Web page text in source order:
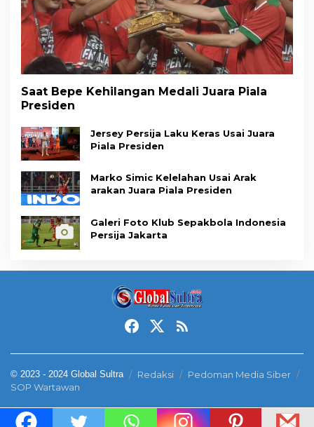
Saat Bepe Kehilangan Medali Juara Piala
Presiden
Jersey Persija Laku Keras Usai Juara
Piala Presiden
Marko Simic Kelelahan Usai Arak
arakan Juara Piala Presiden
Galeri Foto Klub Sepakbola Indonesia
Persija Jakarta
© 2023 - 2024 Global Sultra Redaksi
Pedoman Media Siber
SOP Wartawan